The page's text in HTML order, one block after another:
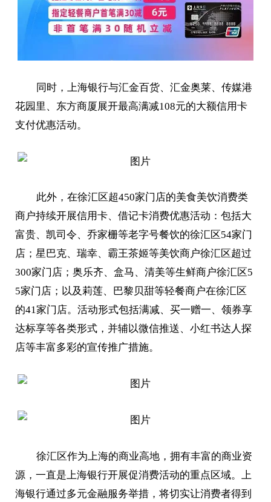
同时，上海银行与汇金百货、汇金奥莱、传媒港
花园里、东方商厦展开最高满减108元的大额信用卡
支付优惠活动。
此外，在徐汇区超450家门店的美食美饮消费类
商户持续开展信用卡、借记卡消费优惠活动：包括大
富贵、凯司令、乔家栅等老字号餐饮的徐汇区54家门
店；星巴克、瑞幸、霸王茶姬等美饮商户徐汇区超过
300家门店；奥乐齐、盒马、清美等生鲜商户徐汇区5
5家门店；以及莉莲、巴黎贝甜等轻餐商户在徐汇区
的41家门店。活动形式包括满减、买一赠一、领券享
达标享等各类形式，并辅以微信推送、小红书达人探
店等丰富多彩的宣传推广措施。
徐汇区作为上海的商业高地，拥有丰富的商业资
源，一直是上海银行开展促消费活动的重点区域。上
海银行通过多元金融服务举措，将切实让消费者得到